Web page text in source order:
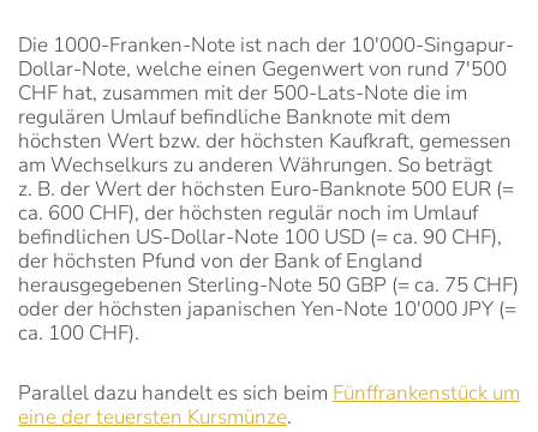
Die 1000-Franken-Note ist nach der 10'000-Singapur-
Dollar-Note, welche einen Gegenwert von rund 7'500
CHF hat, zusammen mit der 500-Lats-Note die im
regulären Umlauf befindliche Banknote mit dem
höchsten Wert bzw. der höchsten Kaufkraft, gemessen
am Wechselkurs zu anderen Währungen. So beträgt
z. B. der Wert der höchsten Euro-Banknote 500 EUR (=
ca. 600 CHF), der höchsten regulär noch im Umlauf
befindlichen US-Dollar-Note 100 USD (= ca. 90 CHF),
der höchsten Pfund von der Bank of England
herausgegebenen Sterling-Note 50 GBP (= ca. 75 CHF)
oder der höchsten japanischen Yen-Note 10'000 JPY (=
ca. 100 CHF).
Parallel dazu handelt es sich beim Fünffrankenstück um
eine der teuersten Kursmünze.